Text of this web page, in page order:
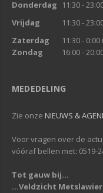
Donderdag
11:30 -
Vrijdag
11:30 -
Zaterdag
11:30 -
Zondag
16:00 -
MEDEDELING
Zie onze NIEUWS &
Voor vragen over de
vóóraf bellen met: 0519-
Tot gauw bij...
...Veldzicht Metslawier